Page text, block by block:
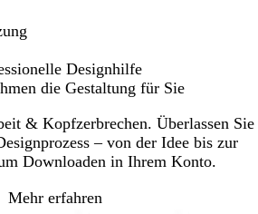
Designhilfe
die Gestaltung für Sie
& Kopfzerbrechen. Überlassen Sie
– von der Idee bis zur
Downloaden in Ihrem Konto.
Mehr erfahren